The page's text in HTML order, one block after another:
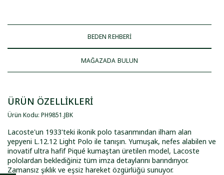
BEDEN REHBERİ
MAĞAZADA BULUN
ÜRÜN ÖZELLİKLERİ
Ürün Kodu: PH9851 .JBK
Lacoste'un 1933'teki ikonik polo tasarımından ilham alan
yepyeni L.12.12 Light Polo ile tanışın. Yumuşak, nefes alabilen ve
inovatif ultra hafif Piqué kumaştan üretilen model, Lacoste
pololardan beklediğiniz tüm imza detaylarını barındırıyor.
Zamansız şıklık ve eşsiz hareket özgürlüğü sunuyor.